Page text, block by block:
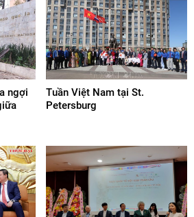
ngợi
Tuần Việt Nam tại St.
Petersburg